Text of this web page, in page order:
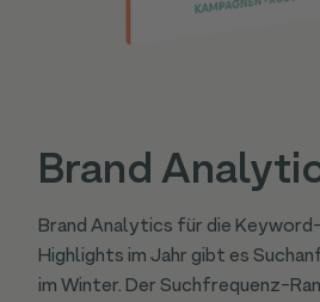
Brand
Brand Analytics für die
Highlights im Jahr gibt es
im Winter. Der Suchfrequenz-